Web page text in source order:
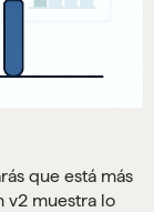
que está más
v2 muestra lo